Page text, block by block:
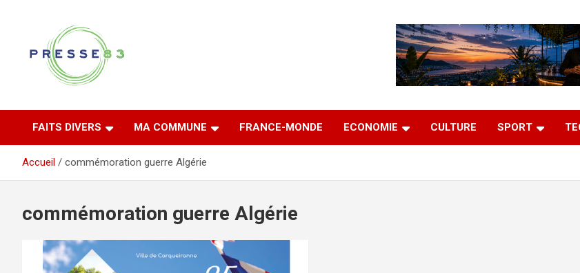
Presse 83
FAITS DIVERS MA COMMUNE FRANCE-MONDE ECONOMIE CULTURE SPORT
Accueil commémoration guerre Algérie
commémoration guerre Algérie